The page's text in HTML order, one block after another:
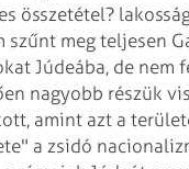
összetétel?
meg teljesen
Júdeába, de nem
nagyobb részük
amint azt a
a zsidó